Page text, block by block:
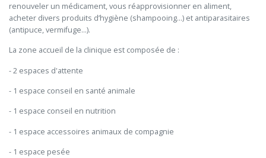
renouveler un médicament, vous réapprovisionner en aliment,
acheter divers produits d’hygiène (shampooing...) et antiparasitaires
(antipuce, vermifuge...).
La zone accueil de la clinique est composée de :
- 2 espaces d'attente
- 1 espace conseil en santé animale
- 1 espace conseil en nutrition
- 1 espace accessoires animaux de compagnie
- 1 espace pesée